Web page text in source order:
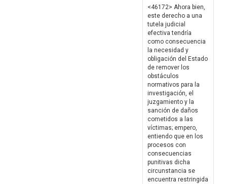
<46172> Ahora bien,
este derecho a una
tutela judicial
efectiva tendría
como consecuencia
la necesidad y
obligación del Estado
de remover los
obstáculos
normativos para la
investigación, el
juzgamiento y la
sanción de daños
cometidos a las
víctimas; empero,
entiendo que en los
procesos con
consecuencias
punitivas dicha
circunstancia se
encuentra restringida